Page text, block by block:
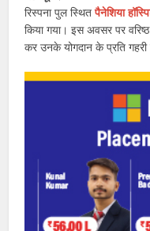
रिस्पना पुल स्थितपैनेशिया
किया गया। इस अवसर पर
कर उनके योगदान के प्रति